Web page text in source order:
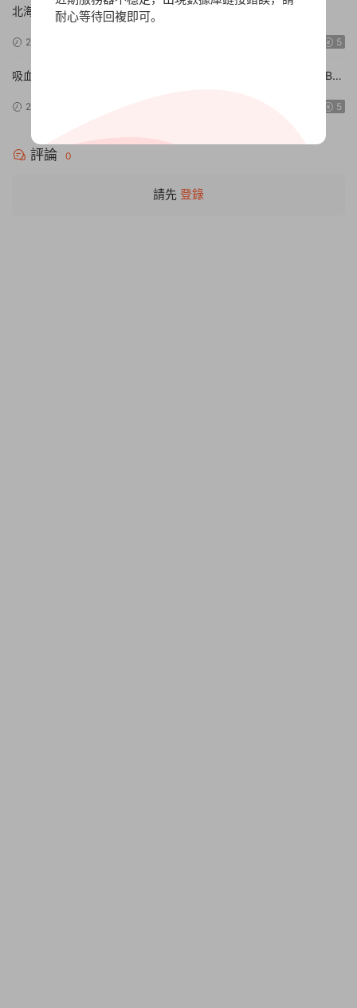
北海道連續殺人事件 消失在鄂霍次克 ～追憶流冰 流淚人偶
Serial Murder Case The Okhotsk Disappearance ~Memories in
Ice, Tearful Figurine~
2024-09-15 5
吸血鬼的旋律/Vampires’ Melody【Build.15046505|容量1.82GB|
2024-09-10 5
評論 0
請先 登錄
耐心等待回複即可。